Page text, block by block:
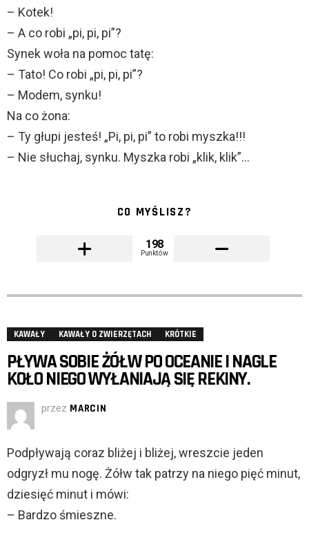
– Kotek!
– A co robi „pi, pi, pi”?
Synek woła na pomoc tatę:
– Tato! Co robi „pi, pi, pi”?
– Modem, synku!
Na co żona:
– Ty głupi jesteś! „Pi, pi, pi” to robi myszka!!!
– Nie słuchaj, synku. Myszka robi „klik, klik”…
CO MYŚLISZ?
198
Punktów
KAWAŁY KAWAŁY O ZWIERZĘTACH KRÓTKIE
PŁYWA SOBIE ŻÓŁW PO OCEANIE I NAGLE
KOŁO NIEGO WYŁANIAJĄ SIĘ REKINY.
przez MARCIN
Podpływają coraz bliżej i bliżej, wreszcie jeden
odgryzł mu nogę. Żółw tak patrzy na niego pięć minut,
dziesięć minut i mówi:
– Bardzo śmieszne.